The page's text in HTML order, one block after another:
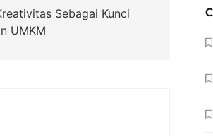
Sebagai Kunci
UMKM